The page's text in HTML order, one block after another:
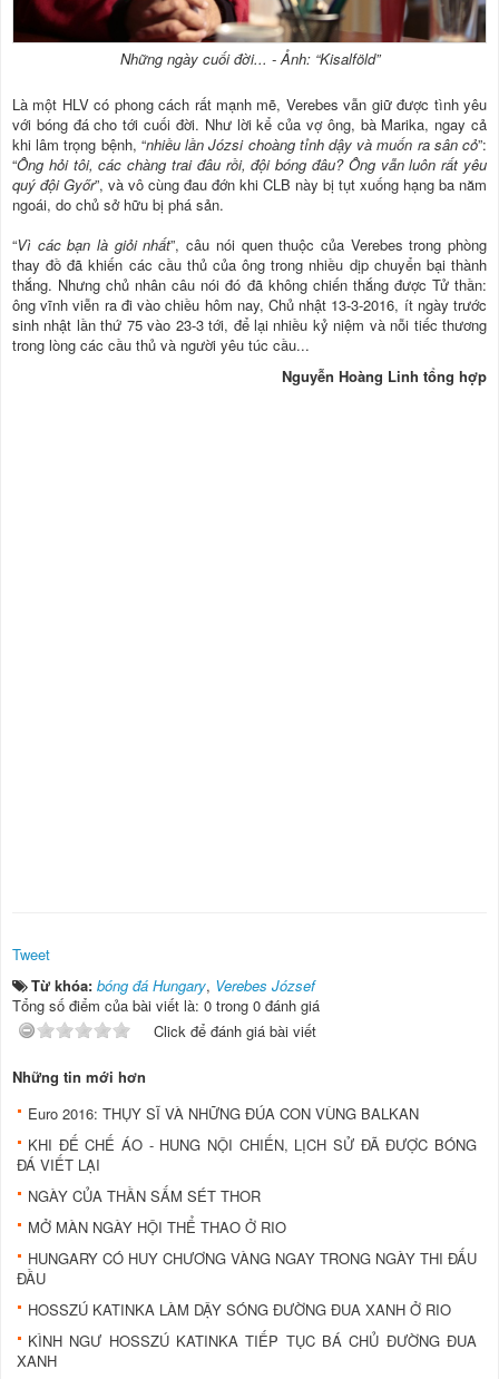
Những ngày cuối đời... - Ảnh: “Kisalföld”
Là một HLV có phong cách rất mạnh mẽ, Verebes vẫn giữ được tình yêu
với bóng đá cho tới cuối đời. Như lời kể của vợ ông, bà Marika, ngay cả
khi lâm trọng bệnh, “nhiều lần Józsi choàng tỉnh dậy và muốn ra sân cỏ”:
“Ông hỏi tôi, các chàng trai đâu rồi, đội bóng đâu? Ông vẫn luôn rất yêu
quý đội Győr”, và vô cùng đau đớn khi CLB này bị tụt xuống hạng ba năm
ngoái, do chủ sở hữu bị phá sản.
“Vì các bạn là giỏi nhất”, câu nói quen thuộc của Verebes trong phòng
thay đồ đã khiến các cầu thủ của ông trong nhiều dịp chuyển bại thành
thắng. Nhưng chủ nhân câu nói đó đã không chiến thắng được Tử thần:
ông vĩnh viễn ra đi vào chiều hôm nay, Chủ nhật 13-3-2016, ít ngày trước
sinh nhật lần thứ 75 vào 23-3 tới, để lại nhiều kỷ niệm và nỗi tiếc thương
trong lòng các cầu thủ và người yêu túc cầu...
Nguyễn Hoàng Linh tổng hợp
Tweet
Từ khóa: bóng đá Hungary, Verebes József
Tổng số điểm của bài viết là: 0 trong 0 đánh giá
Click để đánh giá bài viết
Những tin mới hơn
Euro 2016: THỤY SĨ VÀ NHỮNG ĐÚA CON VÙNG BALKAN
KHI ĐẾ CHẾ ÁO - HUNG NỘI CHIẾN, LỊCH SỬ ĐÃ ĐƯỢC BÓNG
ĐÁ VIẾT LẠI
NGÀY CỦA THẦN SẤM SÉT THOR
MỞ MÀN NGÀY HỘI THỂ THAO Ở RIO
HUNGARY CÓ HUY CHƯƠNG VÀNG NGAY TRONG NGÀY THI ĐẤU
ĐẦU
HOSSZÚ KATINKA LÀM DẬY SÓNG ĐƯỜNG ĐUA XANH Ở RIO
KÌNH NGƯ HOSSZÚ KATINKA TIẾP TỤC BÁ CHỦ ĐƯỜNG ĐUA
XANH